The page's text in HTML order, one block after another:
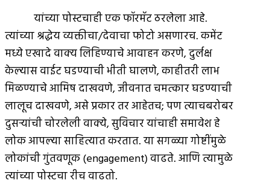
यांच्या पोस्टचाही एक फॉरमॅट ठरलेला आहे.
त्यांच्या श्रद्धेय व्यक्तीचा/देवाचा फोटो असणारच. कमेंट
मध्ये एखादे वाक्य लिहिण्याचे आवाहन करणे, दुर्लक्ष
केल्यास वाईट घडण्याची भीती घालणे, काहीतरी लाभ
मिळण्याचे आमिष दाखवणे, जीवनात चमत्कार घडण्याची
लालूच दाखवणे, असे प्रकार तर आहेतच; पण त्याचबरोबर
दुसर्‍यांची चोरलेली वाक्ये, सुविचार यांचाही समावेश हे
लोक आपल्या साहित्यात करतात. या सगळ्या गोष्टींमुळे
लोकांची गुंतवणूक (engagement) वाढते. आणि त्यामुळे
त्यांच्या पोस्टचा रीच वाढतो.